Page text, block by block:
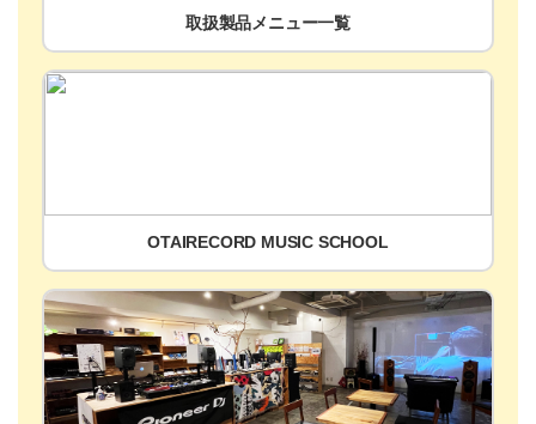
取扱製品メニュー一覧
OTAIRECORD MUSIC SCHOOL